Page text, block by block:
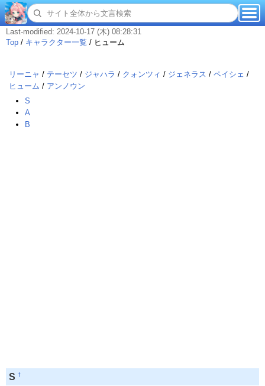
Last-modified: 2024-10-17 (木) 08:28:31
Top / キャラクター一覧 / ヒューム
リーニャ / テーセツ / ジャハラ / クォンツィ / ジェネラス / ペイシェ /
ヒューム / アンノウン
S
A
B
S †